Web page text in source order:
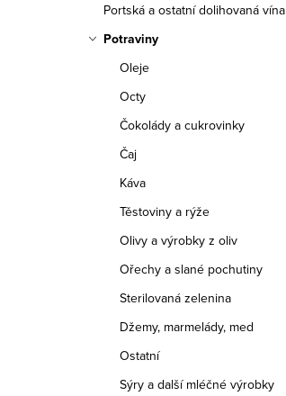
Portská a ostatní dolihovaná vína
Potraviny
Oleje
Octy
Čokolády a cukrovinky
Čaj
Káva
Těstoviny a rýže
Olivy a výrobky z oliv
Ořechy a slané pochutiny
Sterilovaná zelenina
Džemy, marmelády, med
Ostatní
Sýry a další mléčné výrobky